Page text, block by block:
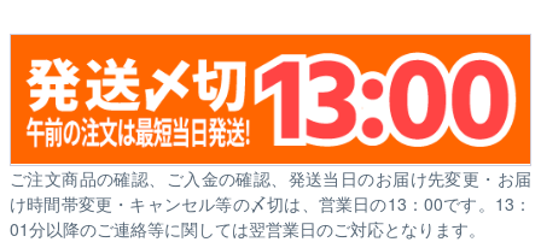
ご注文商品の確認、ご入金の確認、発送当日のお届け先変更・お届
け時間帯変更・キャンセル等の〆切は、営業日の13：00です。13：
01分以降のご連絡等に関しては翌営業日のご対応となります。